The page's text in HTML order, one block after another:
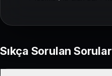
Sıkça Sorulan Sorular